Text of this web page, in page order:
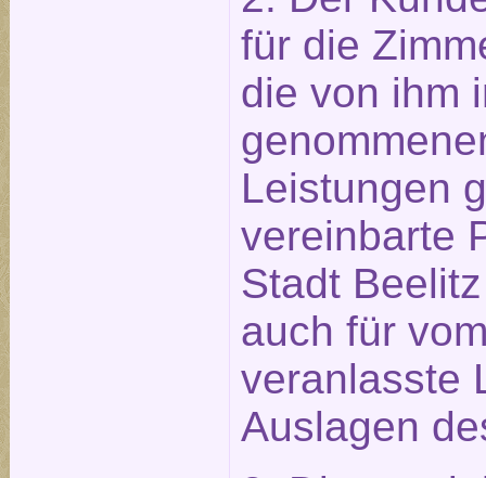
für die
die von ihm
Leistungen
vereinbarte
Stadt
auch für
veranlasste
Auslagen